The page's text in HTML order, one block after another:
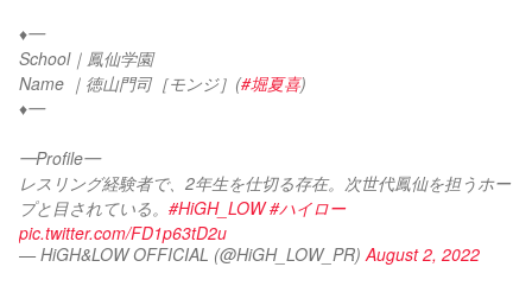
♦︎━
School｜鳳仙学園
Name ｜徳山門司［モンジ］(#堀夏喜)
♦︎━
━Profile━
レスリング経験者で、2年生を仕切る存在。次世代鳳仙を担うホー
プと目されている。 #HiGH_LOW #ハイロー
pic.twitter.com/FD1p63tD2u
— HiGH&LOW OFFICIAL (@HiGH_LOW_PR) August 2, 2022